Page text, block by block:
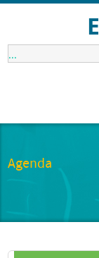
...
Agenda
1:00 am